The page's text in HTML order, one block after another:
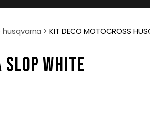
husqvarna > KIT DECO MOTOCROSS
SLOP WHITE